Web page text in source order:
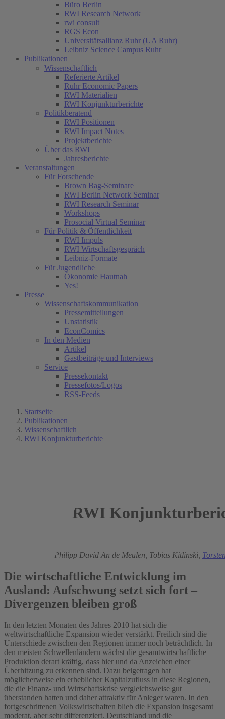
Büro Berlin
RWI Research Network
rwi consult
RGS Econ
Universitätsallianz Ruhr (UA Ruhr)
Leibniz Science Campus Ruhr
Publikationen
Wissenschaftlich
Referierte Artikel
Ruhr Economic Papers
RWI Materialien
RWI Konjunkturberichte
Politikberatend
RWI Positionen
RWI Impact Notes
Projektberichte
Über das RWI
Jahresberichte
Veranstaltungen
Für Forschende
Brown Bag-Seminare
RWI Berlin Network Seminar
RWI Research Seminar
Workshops
Prosocial Virtual Seminar
Für Politik & Öffentlichkeit
RWI Impuls
RWI Wirtschaftsgespräch
Leibniz-Formate
Für Jugendliche
Ökonomie Hautnah
Yes!
Presse
Wissenschaftskommunikation
Pressemitteilungen
Unstatistik
EconComics
In den Medien
Artikel
Gastbeiträge und Interviews
Service
Pressekontakt
Pressefotos/Logos
RSS-Feeds
Startseite
Publikationen
Wissenschaftlich
RWI Konjunkturberichte
RWI
Philipp David An de Meulen, Tobias Kitlinski,
Die wirtschaftliche Entwicklung im
Ausland: Aufschwung setzt sich fort –
Divergenzen bleiben groß
In den letzten Monaten des Jahres 2010 hat sich die
weltwirtschaftliche Expansion wieder verstärkt. Freilich sind die
Unterschiede zwischen den Regionen immer noch beträchtlich. In
den meisten Schwellenländern wächst die gesamtwirtschaftliche
Produktion derart kräftig, dass hier und da Anzeichen einer
Überhitzung zu erkennen sind. Dazu beigetragen hat
möglicherweise ein erheblicher Kapitalzufluss in diese Regionen,
die die Finanz- und Wirtschaftskrise vergleichsweise gut
überstanden hatten und daher attraktiv für Anleger waren. In den
fortgeschrittenen Volkswirtschaften blieb die Expansion insgesamt
moderat, aber sehr differenziert. Deutschland und die